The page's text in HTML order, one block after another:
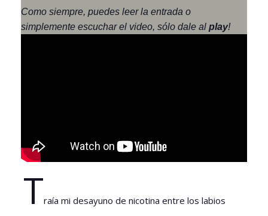
Como siempre, puedes leer la entrada o
simplemente escuchar el video, sólo dale al play!
Traía mi desayuno de nicotina entre los labios